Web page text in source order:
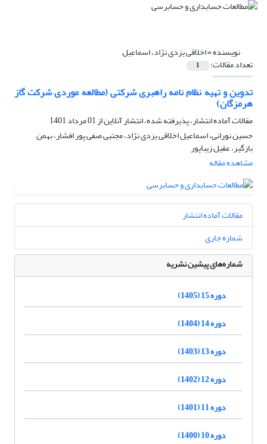
نویسنده =اخلاقی یزدی نژاد، اسماعیل
تعداد مقالات: 1
تدوین و تهیه نظام نامه راهبری شرکتی (مطالعه موردی شرکت گاز
هرمزگان)
مقالات آماده انتشار، پذیرفته شده، انتشار آنلاین از01 مرداد 1401
حسین نورانی، اسماعیل اخلاقی یزدی نژاد، مجتبی صفی پور افشار، بهمن
بازگیر، عقیل زیباپور
مشاهده مقاله
مقالات آماده انتشار
شماره جاری
شماره‌های پیشین نشریه
دوره 15 (1405)
دوره 14 (1404)
دوره 13 (1403)
دوره 12 (1402)
دوره 11 (1401)
دوره 10 (1400)